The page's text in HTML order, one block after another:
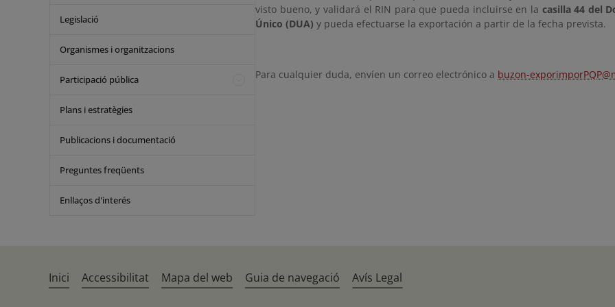
Legislació
Organismes i organitzacions
Participació pública
Plans i estratègies
Publicacions i documentació
Preguntes freqüents
Enllaços d'interés
visto bueno, y validará el RIN para que pueda incluirse en la casilla 44 del
Único (DUA) y pueda efectuarse la exportación a partir de la fecha prevista.
Para cualquier duda, envíen un correo electrónico a buzon-
Inici Accessibilitat Mapa del web Guia de navegació Avís Legal